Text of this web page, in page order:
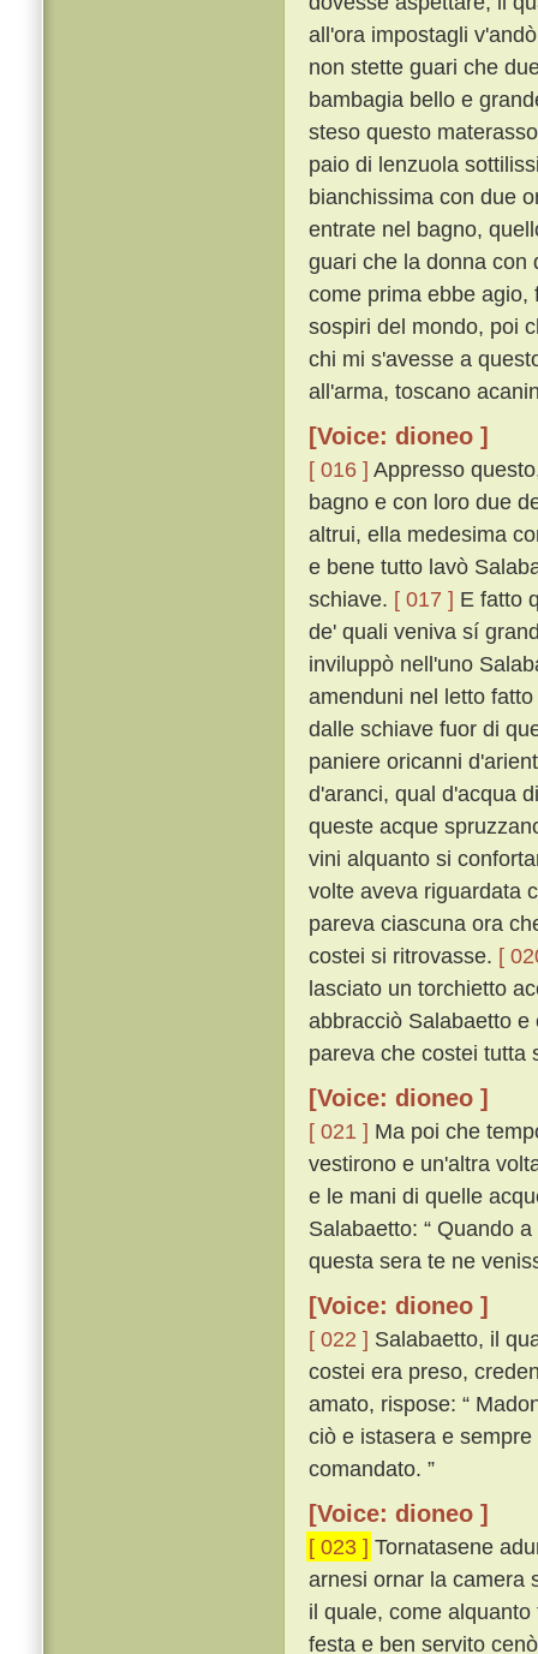
all'ora impostagli
non stette guari che
bambagia bello e
steso questo
paio di lenzuola
bianchissima con due
entrate nel bagno,
guari che la donna con
come prima ebbe agio,
sospiri del mondo, poi
chi mi s'avesse a
all'arma, toscano
[Voice: dioneo ]
[ 016 ] Appresso
bagno e con loro due
altrui, ella medesima
e bene tutto lavò
schiave. [ 017 ] E fatto
de' quali veniva sí
inviluppò nell'uno
amenduni nel letto
dalle schiave fuor di
paniere oricanni
d'aranci, qual d'acqua
queste acque
vini alquanto si
volte aveva riguardata
pareva ciascuna ora
costei si ritrovasse. [
lasciato un torchietto
abbracciò Salabaetto
pareva che costei tutta
[Voice: dioneo ]
[ 021 ] Ma poi che
vestirono e un'altra
e le mani di quelle
Salabaetto: “ Quando
questa sera te ne
[Voice: dioneo ]
[ 022 ] Salabaetto, il
costei era preso,
amato, rispose: “
ciò e istasera e
comandato. ”
[Voice: dioneo ]
[ 023 ] Tornatasene
arnesi ornar la camera
il quale, come
festa e ben servito